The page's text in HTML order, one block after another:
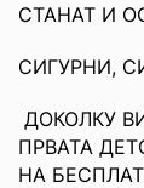
СТАНАТ И
СИГУРНИ,
ДОКОЛКУ
ПРВАТА
НА